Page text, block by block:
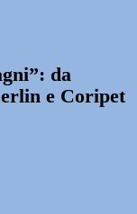
da
e Coripet